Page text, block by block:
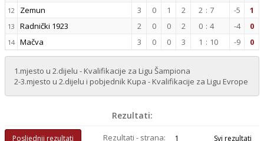
12 Zemun 3 0 1 2 2 : 7 -5 1
13 Radnički 1923 2 0 0 2 0 : 4 -4 0
14 Mačva 3 0 0 3 1 : 10 -9 0
1.mjesto u 2.dijelu - Kvalifikacije za Ligu Šampiona
2-3.mjesto u 2.dijelu i pobjednik Kupa - Kvalifikacije za Ligu Evrope
Rezultati:
Posljednji rezultati Rezultati - strana: 1 Svi rezultati